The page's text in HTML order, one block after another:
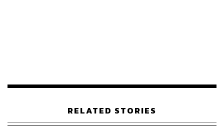
789SURVIVALเรียกได้ว่าเป็นการเคลื่อนไหวที่หลายคน
SUNRAY MUSIC และ 789SURVIVAL มีการแชร์แอ็กเคา
RELATED STORIES